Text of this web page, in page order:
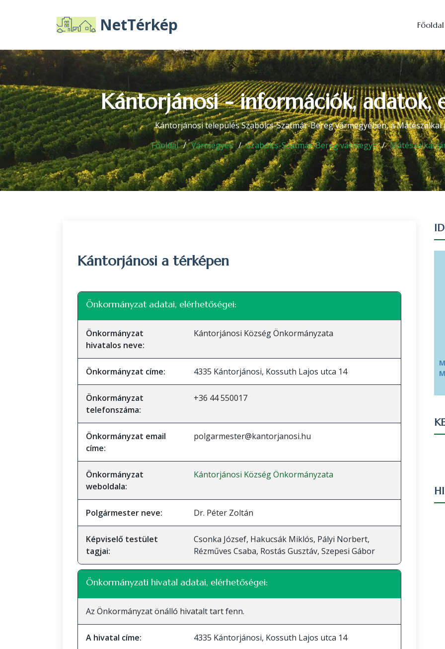
NetTérkép Főoldal
Kántorjánosi - információk, adatok,
Kántorjánosi település Szabolcs-Szatmár-Bereg vármegyében, a
Főoldal
Vármegyék Szabolcs-Szatmár-Bereg vármegye Mátészalkai
Kántorjánosi a térképen
+
Önkormányzat adatai, elérhetőségei:
Önkormányzat
hivatalos neve:
Kántorjánosi Község Önkormányzata
Önkormányzat címe: 4335 Kántorjánosi, Kossuth Lajos utca 14
Önkormányzat
telefonszáma:
+36 44 550017
Önkormányzat email
címe:
polgarmester@kantorjanosi.hu
Önkormányzat
weboldala:
Kántorjánosi Község Önkormányzata
Polgármester neve: Dr. Péter Zoltán
Képviselő testület
tagjai:
Csonka József, Hakucsák Miklós, Pályi Norbert,
Rézműves Csaba, Rostás Gusztáv, Szepesi Gábor
Önkormányzati hivatal adatai, elérhetőségei:
Az Önkormányzat önálló hivatalt tart fenn.
A hivatal címe: 4335 Kántorjánosi, Kossuth Lajos utca 14